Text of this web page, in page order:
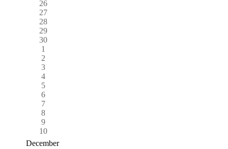
26
27
28
29
30
1
2
3
4
5
6
7
8
9
10
December